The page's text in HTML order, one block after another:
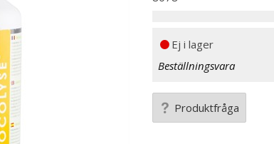
Ej i lager
Beställningsvara
Produktfråga